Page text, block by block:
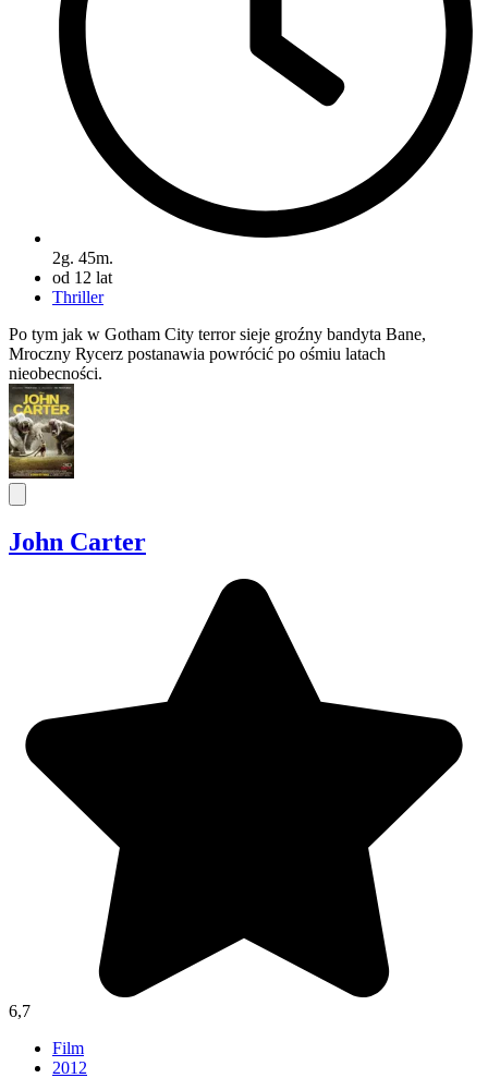
2g. 45m.
od 12 lat
Thriller
Po tym jak w Gotham City terror sieje groźny bandyta Bane,
Mroczny Rycerz postanawia powrócić po ośmiu latach
nieobecności.
John Carter
6,7
Film
2012